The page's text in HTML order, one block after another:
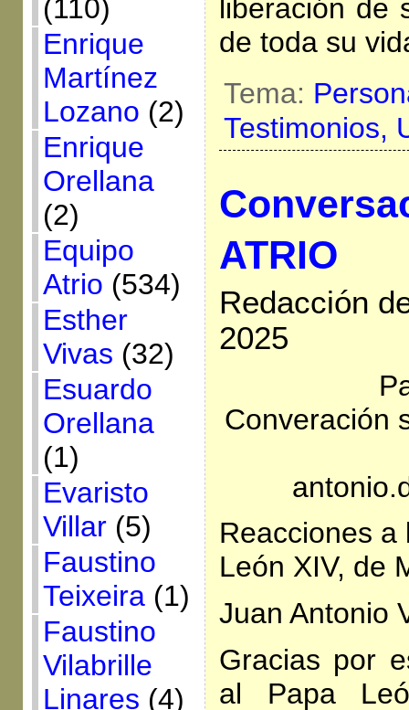
(110)
Enrique
Martínez
Lozano (2)
Enrique
Orellana
(2)
Equipo
Atrio (534)
Esther
Vivas (32)
Esuardo
Orellana
(1)
Evaristo
Villar(5)
Faustino
Teixeira(1)
Faustino
Vilabrille
Linares (4)
liberación de
de toda su
Tema:
Testimonios,
ATRIO
Redacción
2025
Converación
Reacciones a
León XIV, de
Juan Antonio
Gracias por
al Papa